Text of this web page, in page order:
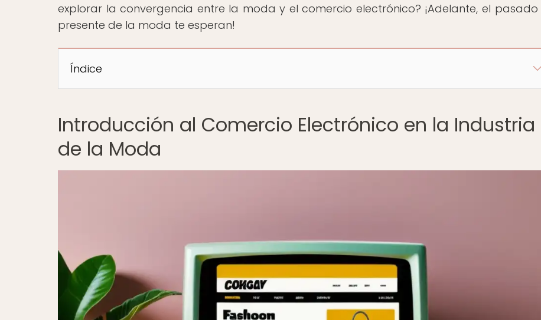
explorar la convergencia entre la moda y el comercio electrónico? ¡Adelante, el pasado
presente de la moda te esperan!
Índice
Introducción al Comercio Electrónico en la Industria
de la Moda